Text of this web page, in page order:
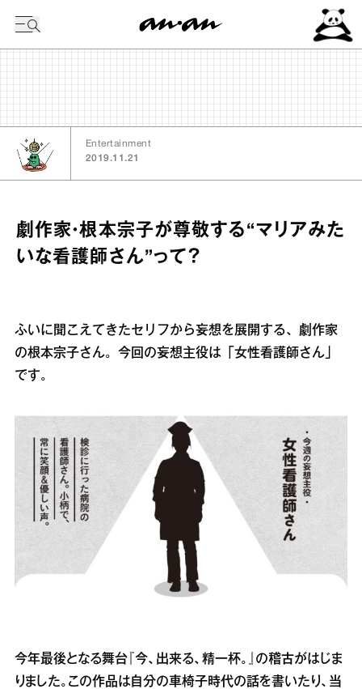
Entertainment
2019.11.21
劇作家・根本宗子が尊敬する“マリアみた
いな看護師さん”って？
ふいに聞こえてきたセリフから妄想を展開する、劇作家
の根本宗子さん。今回の妄想主役は「女性看護師さん」
です。
今年最後となる舞台『今、出来る、精一杯。』の稽古がはじま
りました。この作品は自分の車椅子時代の話を書いたり、当